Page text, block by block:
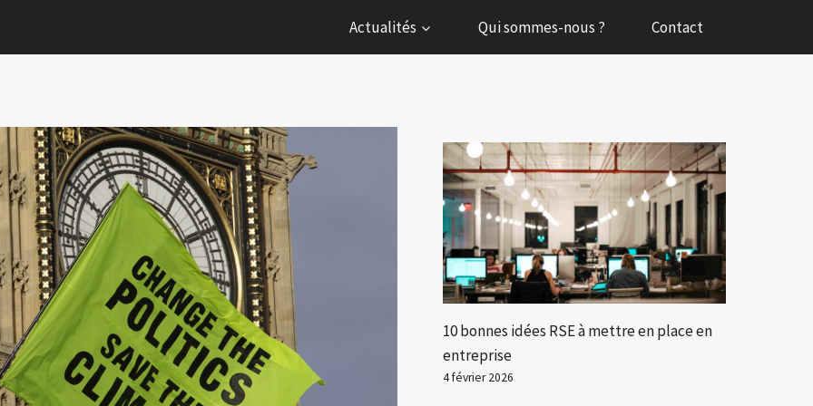
Actualités Qui sommes-nous ? Contact
10 bonnes idées RSE à mettre en place en
entreprise
4 février 2026